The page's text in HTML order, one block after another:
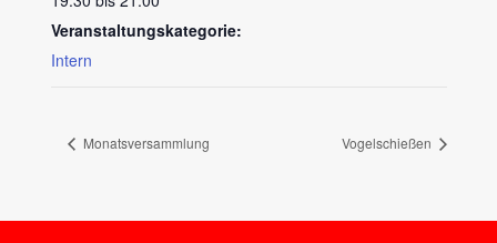
Veranstaltungskategorie:
Intern
Monatsversammlung Vogelschießen